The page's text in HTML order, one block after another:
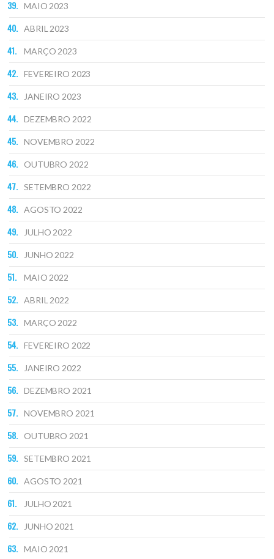
MAIO 2023
ABRIL 2023
MARÇO 2023
FEVEREIRO 2023
JANEIRO 2023
DEZEMBRO 2022
NOVEMBRO 2022
OUTUBRO 2022
SETEMBRO 2022
AGOSTO 2022
JULHO 2022
JUNHO 2022
MAIO 2022
ABRIL 2022
MARÇO 2022
FEVEREIRO 2022
JANEIRO 2022
DEZEMBRO 2021
NOVEMBRO 2021
OUTUBRO 2021
SETEMBRO 2021
AGOSTO 2021
JULHO 2021
JUNHO 2021
MAIO 2021